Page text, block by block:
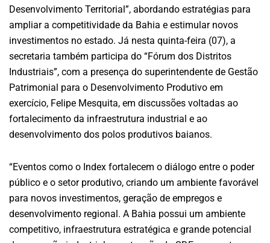
Desenvolvimento Territorial”, abordando estratégias para
ampliar a competitividade da Bahia e estimular novos
investimentos no estado. Já nesta quinta-feira (07), a
secretaria também participa do “Fórum dos Distritos
Industriais”, com a presença do superintendente de Gestão
Patrimonial para o Desenvolvimento Produtivo em
exercício, Felipe Mesquita, em discussões voltadas ao
fortalecimento da infraestrutura industrial e ao
desenvolvimento dos polos produtivos baianos.
“Eventos como o Index fortalecem o diálogo entre o poder
público e o setor produtivo, criando um ambiente favorável
para novos investimentos, geração de empregos e
desenvolvimento regional. A Bahia possui um ambiente
competitivo, infraestrutura estratégica e grande potencial